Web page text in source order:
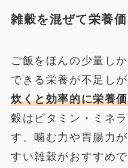
雑穀を混ぜて栄養
ご飯をほんの少量し
できる栄養が不足しが
炊くと効率的に栄養
穀はビタミン・ミネ
す。噛む力や胃腸力
すい雑穀がおすすめで